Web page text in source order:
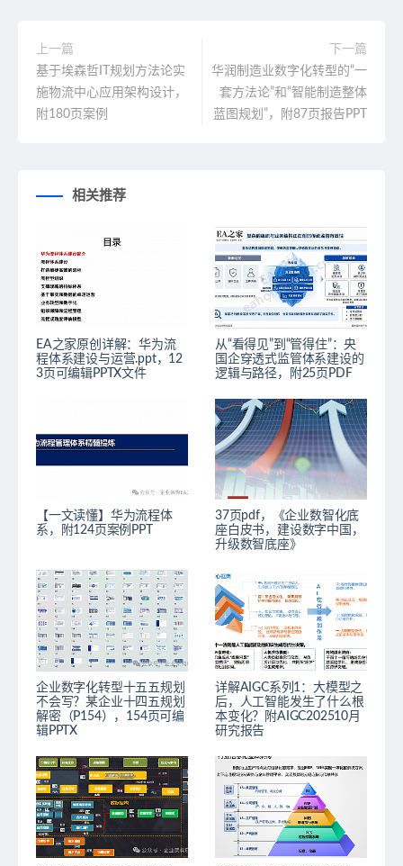
上一篇
基于埃森哲IT规划方法论实
施物流中心应用架构设计，
附180页案例
下一篇
华润制造业数字化转型的“一
套方法论”和“智能制造整体
蓝图规划”，附87页报告PPT
相关推荐
EA之家原创详解：华为流
程体系建设与运营.ppt，12
3页可编辑PPTX文件
从“看得见”到“管得住”：央
国企穿透式监管体系建设的
逻辑与路径，附25页PDF
【一文读懂】华为流程体
系，附124页案例PPT
37页pdf，《企业数智化底
座白皮书，建设数字中国，
升级数智底座》
企业数字化转型十五五规划
不会写？某企业十四五规划
解密（P154），154页可编
辑PPTX
详解AIGC系列1：大模型之
后，人工智能发生了什么根
本变化？附AIGC202510月
研究报告